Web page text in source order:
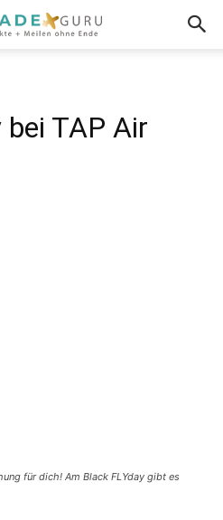
bei TAP Air
für dich! Am Black FLYday gibt es